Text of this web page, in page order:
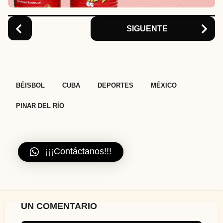
n
SIGUENTE
BÉISBOL CUBA DEPORTES MÉXICO
PINAR DEL RÍO
¡¡¡Contáctanos!!!
UN COMENTARIO